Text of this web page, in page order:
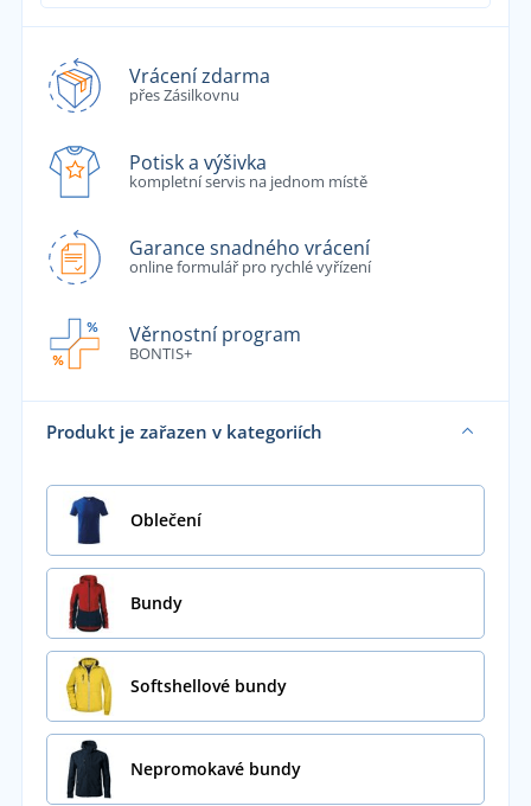
Vrácení zdarma
přes Zásilkovnu
Potisk a výšivka
kompletní servis na jednom místě
Garance snadného vrácení
online formulář pro rychlé vyřízení
Věrnostní program
BONTIS+
Produkt je zařazen v kategoriích
Oblečení
Bundy
Softshellové bundy
Nepromokavé bundy